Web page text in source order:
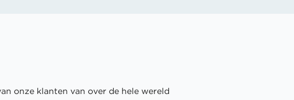
onze klanten van over de hele wereld